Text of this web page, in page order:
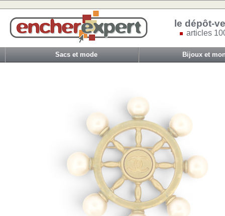
le dépôt-
articles
Sacs et mode Bijoux et